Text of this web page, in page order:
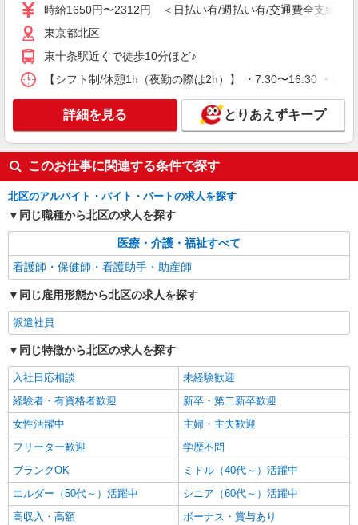
キープ
株式会社kotrio /●SW-H1-2001196
お試し勤務OK♪赤羽駅▼病院で看護助手▼補
助作業のみ！面接なし
通費全支給(ガソリン代含む)＞
北区内【赤羽駅近く】
キープ
株式会社kotrio /●SW-H1-2099265
赤羽駅★病院でお掃除/食事の配膳など♪★激
募★
時給1650円〜2312円 ＜日払い有/週払い有/交
北区内【赤羽駅近く】
詳細を見る
職業紹介
株式会社kotrio /●SW-S-2097304
東十条駅│チーム医療の一員。未経験でも力
になれる看護助手
【正社員】月給240,000〜400,000円 ・基本
給：200,000円〜220,000円 ・資格手当：10,000〜
30,000円 ・役職手当：10,000〜70,000円 ・処遇改
時給1650円〜2312円 ＜日払い有/週払い有/交通費全支給(ガ
東京都北区
東十条駅近くで徒歩10分ほど♪
【シフト制/休憩1h（夜勤の際は2h）】 ・7:30〜16:30 ・
詳細を見る とりあえずキープ
このお仕事に関連する条件で探す
北区のアルバイト・バイト・パートの求人を探す
同じ職種から北区の求人を探す
医療・介護・福祉すべて
看護師・保健師・看護助手・助産師
同じ雇用形態から北区の求人を探す
派遣社員
同じ特徴から北区の求人を探す
入社日応相談
未経験歓迎
経験者・有資格者歓迎
新卒・第二新卒歓迎
女性活躍中
主婦・主夫歓迎
フリーター歓迎
学歴不問
ブランクOK
ミドル（40代～）活躍中
エルダー（50代～）活躍中
シニア（60代～）活躍中
高収入・高額
ボーナス・賞与あり